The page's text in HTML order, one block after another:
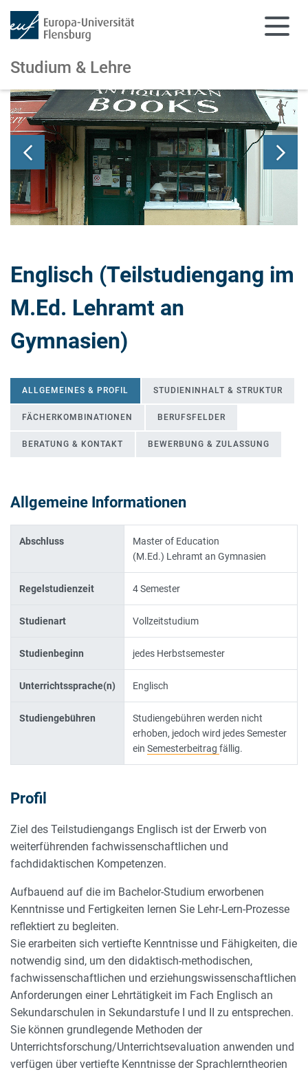
Zum Hauptinhalt springen
Zur Navigation springen
Studium & Lehre
Englisch (Teilstudiengang im
M.Ed. Lehramt an
Gymnasien)
ALLGEMEINES & PROFIL STUDIENINHALT & STRUKTUR
FÄCHERKOMBINATIONEN BERUFSFELDER
BERATUNG & KONTAKT BEWERBUNG & ZULASSUNG
ALLGEMEINES & PROFIL
Allgemeine Informationen
Abschluss
Master of Education
(M.Ed.) Lehramt an Gymnasien
Regelstudienzeit 4 Semester
Studienart Vollzeitstudium
Studienbeginn jedes Herbstsemester
Unterrichtssprache(n) Englisch
Studiengebühren
Studiengebühren werden nicht
erhoben, jedoch wird jedes Semester
ein Semesterbeitrag fällig.
Profil
Ziel des Teilstudiengangs Englisch ist der Erwerb von
weiterführenden fachwissenschaftlichen und
fachdidaktischen Kompetenzen.
Aufbauend auf die im Bachelor-Studium erworbenen
Kenntnisse und Fertigkeiten lernen Sie Lehr-Lern-Prozesse
reflektiert zu begleiten.
Sie erarbeiten sich vertiefte Kenntnisse und Fähigkeiten, die
notwendig sind, um den didaktisch-methodischen,
fachwissenschaftlichen und erziehungswissenschaftlichen
Anforderungen einer Lehrtätigkeit im Fach Englisch an
Sekundarschulen in Sekundarstufe I und II zu entsprechen.
Sie können grundlegende Methoden der
Unterrichtsforschung/Unterrichtsevaluation anwenden und
verfügen über vertiefte Kenntnisse der Sprachlerntheorien